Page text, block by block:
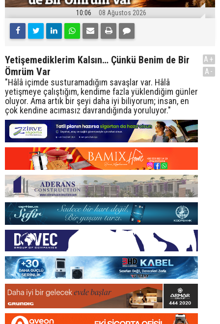
10:06 08 Ağustos 2026
Yetişemediklerim Kalsın… Çünkü Benim de Bir
Ömrüm Var
"Hâlâ içimde susturamadığım savaşlar var. Hâlâ
yetişmeye çalıştığım, kendime fazla yüklendiğim günler
oluyor. Ama artık bir şeyi daha iyi biliyorum; insan, en
çok kendine acımasız davrandığında yoruluyor."
A+
A-